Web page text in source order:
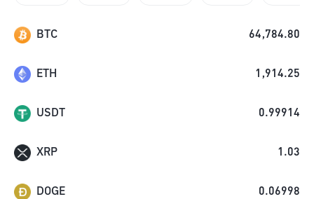
BTC 64,784.80
ETH 1,914.25
USDT 0.99914
XRP 1.03
DOGE 0.06998